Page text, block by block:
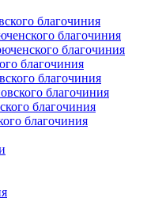
благочиния
благочиния
благочиния
благочиния
благочиния
благочиния
благочиния
благочиния